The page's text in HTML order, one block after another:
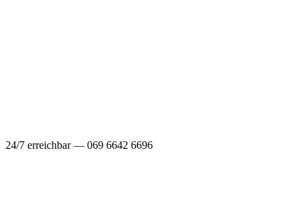
24/7 erreichbar — 069 6642 6696